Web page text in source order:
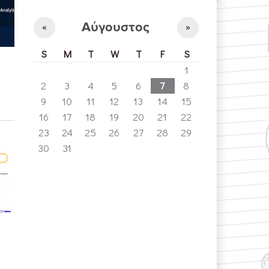
Αύγουστος
« »
S M T W T F
S
1
2
3 4 5 6 7
8
9
10 11 12 13 14
15
16
17 18 19 20 21
22
23
24 25 26 27 28
29
30
31